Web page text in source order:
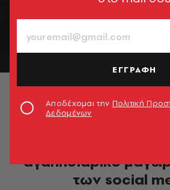
Φωτογραφία: Άλεξ Αλεξανδρής
αγαπησιάρικο
των social
ΕΓΓΡΑΦΗ
Αποδέχομαι την Πολιτική
Δεδομένων